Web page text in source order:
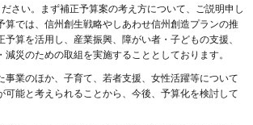
さい。まず補正予算案の考え方について、ご説明申し
算では、信州創生戦略やしあわせ信州創造プランの推
算を活用し、産業振興、障がい者・子どもの支援、
災のための取組を実施することとしております。
事業のほか、子育て、若者支援、女性活躍等について
可能と考えられることから、今後、予算化を検討して